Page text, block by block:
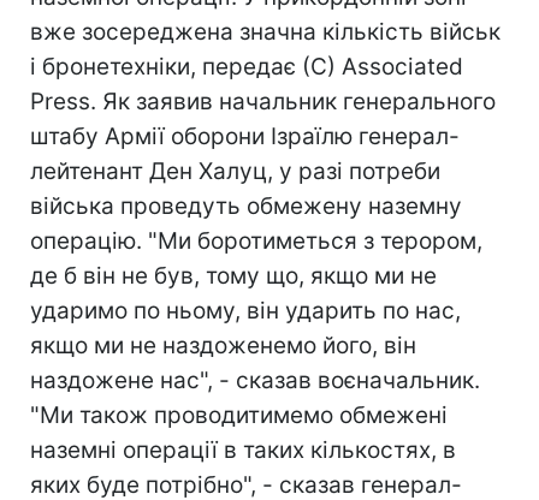
вже зосереджена значна кількість військ
і бронетехніки, передає (С) Associated
Press. Як заявив начальник генерального
штабу Армії оборони Ізраїлю генерал-
лейтенант Ден Халуц, у разі потреби
війська проведуть обмежену наземну
операцію. "Ми боротиметься з терором,
де б він не був, тому що, якщо ми не
ударимо по ньому, він ударить по нас,
якщо ми не наздоженемо його, він
наздожене нас", - сказав воєначальник.
"Ми також проводитимемо обмежені
наземні операції в таких кількостях, в
яких буде потрібно", - сказав генерал-